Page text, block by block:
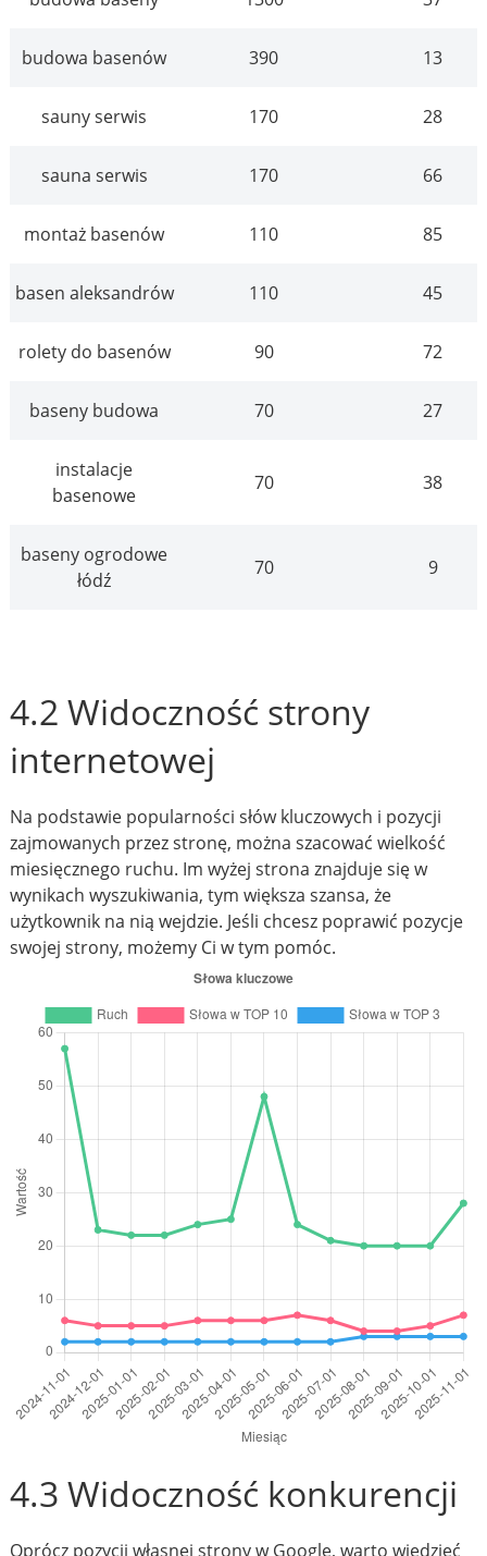
budowa basenów 390 13
sauny serwis 170 28
sauna serwis 170 66
montaż basenów 110 85
basen aleksandrów 110 45
rolety do basenów 90 72
baseny budowa 70 27
instalacje
basenowe
70 38
baseny ogrodowe
łódź
70 9
4.2 Widoczność strony
internetowej
Na podstawie popularności słów kluczowych i pozycji
zajmowanych przez stronę, można szacować wielkość
miesięcznego ruchu. Im wyżej strona znajduje się w
wynikach wyszukiwania, tym większa szansa, że
użytkownik na nią wejdzie. Jeśli chcesz poprawić pozycje
swojej strony, możemy Ci w tym pomóc.
4.3 Widoczność konkurencji
Oprócz pozycji własnej strony w Google, warto wiedzieć